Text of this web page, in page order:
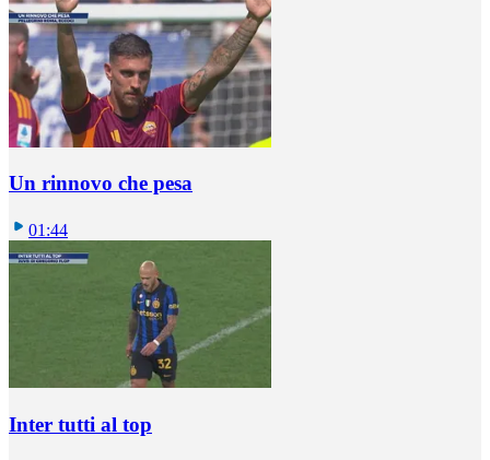
Un rinnovo che pesa
01:44
Inter tutti al top